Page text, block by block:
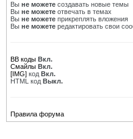
Вы не можете создавать новые темы
Вы не можете отвечать в темах
Вы не можете прикреплять вложения
Вы не можете редактировать свои
BB коды Вкл.
Смайлы Вкл.
[IMG] код Вкл.
HTML код Выкл.
Правила форума